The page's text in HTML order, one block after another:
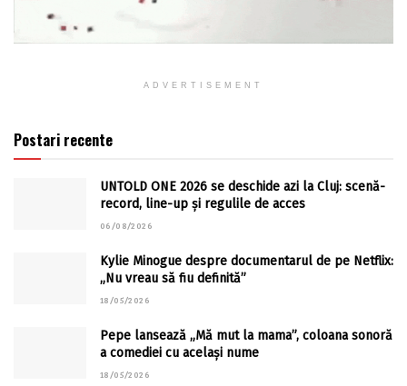
ADVERTISEMENT
Postari recente
UNTOLD ONE 2026 se deschide azi la Cluj: scenă-
record, line-up și regulile de acces
06/08/2026
Kylie Minogue despre documentarul de pe Netflix:
„Nu vreau să fiu definită”
18/05/2026
Pepe lansează „Mă mut la mama”, coloana sonoră
a comediei cu același nume
18/05/2026